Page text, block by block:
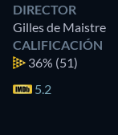
DIRECTOR
Gilles de Maistre
CALIFICACIÓN
36% (51)
5.2